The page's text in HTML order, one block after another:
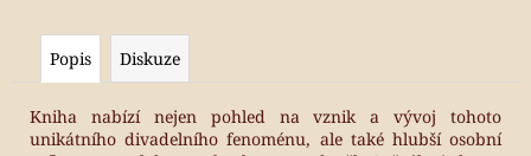
Popis Diskuze
Kniha nabízí nejen pohled na vznik a vývoj tohoto
unikátního divadelního fenoménu, ale také hlubší osobní